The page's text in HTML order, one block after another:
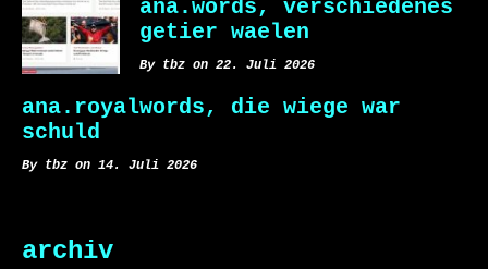
ana.words, verschiedenes
getier waelen
By tbz on 22. Juli 2026
ana.royalwords, die wiege war
schuld
By tbz on 14. Juli 2026
archiv